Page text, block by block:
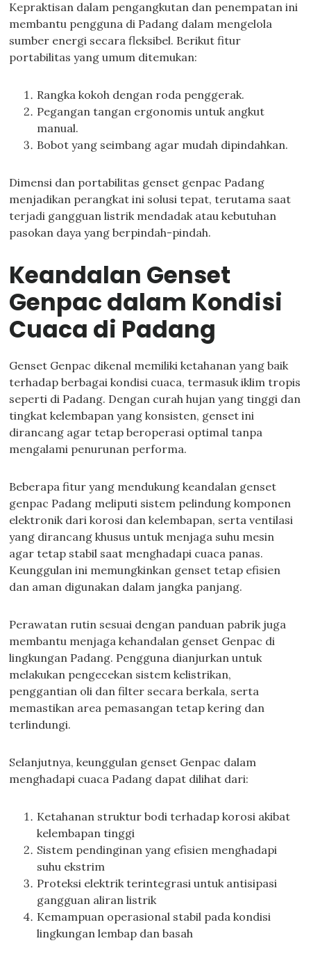
Kepraktisan dalam pengangkutan dan penempatan ini
membantu pengguna di Padang dalam mengelola
sumber energi secara fleksibel. Berikut fitur
portabilitas yang umum ditemukan:
Rangka kokoh dengan roda penggerak.
Pegangan tangan ergonomis untuk angkut
manual.
Bobot yang seimbang agar mudah dipindahkan.
Dimensi dan portabilitas genset genpac Padang
menjadikan perangkat ini solusi tepat, terutama saat
terjadi gangguan listrik mendadak atau kebutuhan
pasokan daya yang berpindah-pindah.
Keandalan Genset
Genpac dalam Kondisi
Cuaca di Padang
Genset Genpac dikenal memiliki ketahanan yang baik
terhadap berbagai kondisi cuaca, termasuk iklim tropis
seperti di Padang. Dengan curah hujan yang tinggi dan
tingkat kelembapan yang konsisten, genset ini
dirancang agar tetap beroperasi optimal tanpa
mengalami penurunan performa.
Beberapa fitur yang mendukung keandalan genset
genpac Padang meliputi sistem pelindung komponen
elektronik dari korosi dan kelembapan, serta ventilasi
yang dirancang khusus untuk menjaga suhu mesin
agar tetap stabil saat menghadapi cuaca panas.
Keunggulan ini memungkinkan genset tetap efisien
dan aman digunakan dalam jangka panjang.
Perawatan rutin sesuai dengan panduan pabrik juga
membantu menjaga kehandalan genset Genpac di
lingkungan Padang. Pengguna dianjurkan untuk
melakukan pengecekan sistem kelistrikan,
penggantian oli dan filter secara berkala, serta
memastikan area pemasangan tetap kering dan
terlindungi.
Selanjutnya, keunggulan genset Genpac dalam
menghadapi cuaca Padang dapat dilihat dari:
Ketahanan struktur bodi terhadap korosi akibat
kelembapan tinggi
Sistem pendinginan yang efisien menghadapi
suhu ekstrim
Proteksi elektrik terintegrasi untuk antisipasi
gangguan aliran listrik
Kemampuan operasional stabil pada kondisi
lingkungan lembap dan basah